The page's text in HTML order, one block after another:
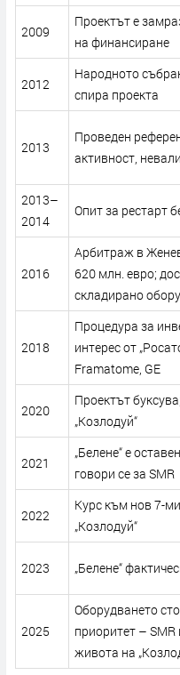
2009
Проектът е
на финансиране
2012
Народното
спира проекта
2013
Проведен
активност,
2013–
2014
Опит за рестарт
2016
Арбитраж в
620 млн. евро;
складирано
2018
Процедура за
интерес от
Framatome, GE
2020
Проектът
„Козлодуй“
2021
„Белене“ е
говори се за SMR
2022
Курс към нов 7-
„Козлодуй“
2023 „Белене“
2025
Оборудването
приоритет –
живота на